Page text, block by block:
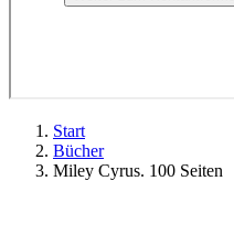
Start
Bücher
Miley Cyrus. 100 Seiten